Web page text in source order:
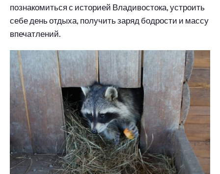
познакомиться с историей Владивостока, устроить
себе день отдыха, получить заряд бодрости и массу
впечатлений.